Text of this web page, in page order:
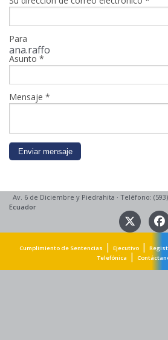
TRANSPARENCIA
PARTICIPACIÓN
RELACIONES INTERNACIONALES
AGENDA
Para
ana.raffo
Asunto *
Mensaje *
Av. 6 de Diciembre y Piedrahita · Teléfono:
Ecuador
Cumplimiento de Sentencias | Ejecutivo|
Telefónica
|